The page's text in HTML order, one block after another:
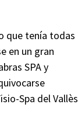
que tenía todas
en un gran
SPA y
Spa del Vallès